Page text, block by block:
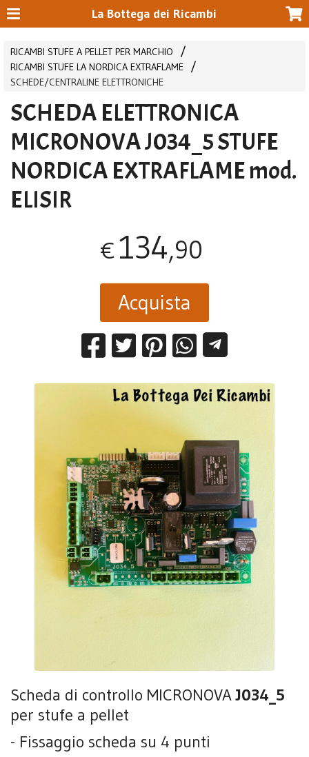
La Bottega dei Ricambi
RICAMBI STUFE A PELLET PER MARCHIO
RICAMBI STUFE LA NORDICA EXTRAFLAME
SCHEDE/CENTRALINE ELETTRONICHE
SCHEDA ELETTRONICA
MICRONOVA J034_5 STUFE
NORDICA EXTRAFLAME mod.
ELISIR
€134,90
Acquista
Scheda di controllo MICRONOVA J034_5
per stufe a pellet
- Fissaggio scheda su 4 punti